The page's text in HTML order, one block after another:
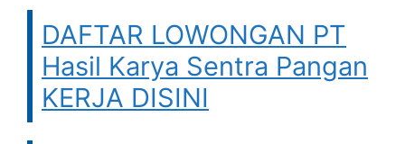
DAFTAR LOWONGAN PT
Hasil Karya Sentra Pangan
KERJA DISINI